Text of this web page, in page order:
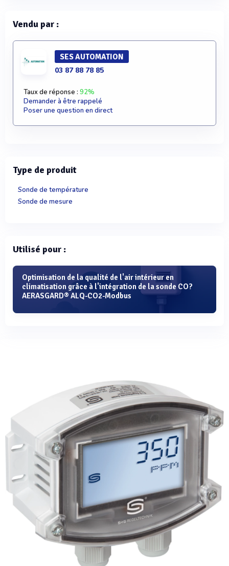
Vendu par :
SES AUTOMATION
03 87 88 78 85
Taux de réponse : 92%
Demander à être rappelé
Poser une question en direct
Type de produit
Sonde de température
Sonde de mesure
Utilisé pour :
Optimisation de la qualité de l'air intérieur en
climatisation grâce à l'intégration de la sonde CO?
AERASGARD® ALQ-CO2-Modbus